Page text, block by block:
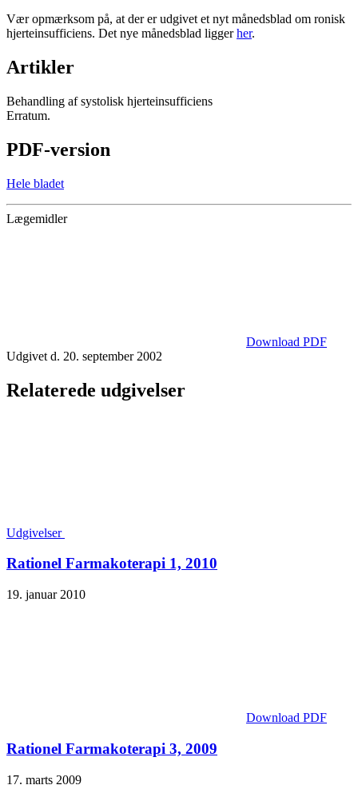
Vær opmærksom på, at der er udgivet et nyt månedsblad om ronisk
hjerteinsufficiens. Det nye månedsblad liggerher.
Artikler
Behandling af systolisk hjerteinsufficiens
Erratum.
PDF-version
Hele bladet
Lægemidler
Download PDF
Udgivet d. 20. september 2002
Relaterede udgivelser
Udgivelser
Rationel Farmakoterapi 1, 2010
19. januar 2010
Download PDF
Rationel Farmakoterapi 3, 2009
17. marts 2009